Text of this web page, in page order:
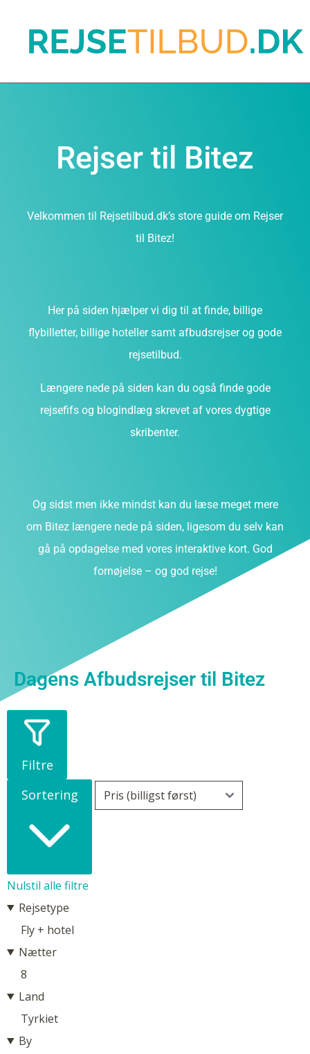
Rejser til Bitez
Velkommen til Rejsetilbud.dk’s store guide om Rejser
til Bitez!
Her på siden hjælper vi dig til at finde, billige
flybilletter, billige hoteller samt afbudsrejser og gode
rejsetilbud.
Længere nede på siden kan du også finde gode
rejsefifs og blogindlæg skrevet af vores dygtige
skribenter.
Og sidst men ikke mindst kan du læse meget mere
om Bitez længere nede på siden, ligesom du selv kan
gå på opdagelse med vores interaktive kort. God
fornøjelse – og god rejse!
Dagens Afbudsrejser til Bitez
Filtre
Sortering
Nulstil alle filtre
Rejsetype
Fly + hotel
Nætter
8
Land
Tyrkiet
By